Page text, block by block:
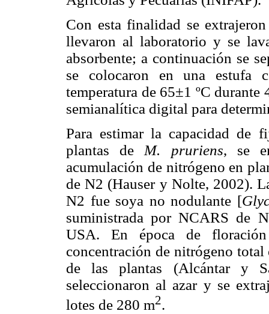
Con esta finalidad se
llevaron al laboratorio y se
absorbente; a continuación se
se colocaron en una estufa
temperatura de 65±1 ºC durante
semianalítica digital para
Para estimar la capacidad de
plantas de M. pruriens, se
acumulación de nitrógeno en
de N2 (Hauser y Nolte, 2002).
N2 fue soya no nodulante [
suministrada por NCARS de
USA. En época de
concentración de nitrógeno total
de las plantas (Alcántar y
seleccionaron al azar y se
lotes de 280 m2.